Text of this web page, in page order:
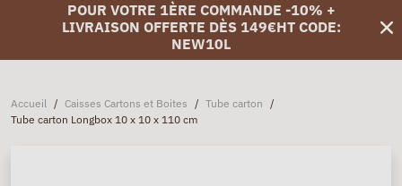
POUR VOTRE 1ÈRE COMMANDE -10% +
LIVRAISON OFFERTE DÈS 149€HT CODE:
NEW10L
Accueil / Caisses Cartons et Boites / Tube carton /
Tube carton Longbox 10 x 10 x 110 cm